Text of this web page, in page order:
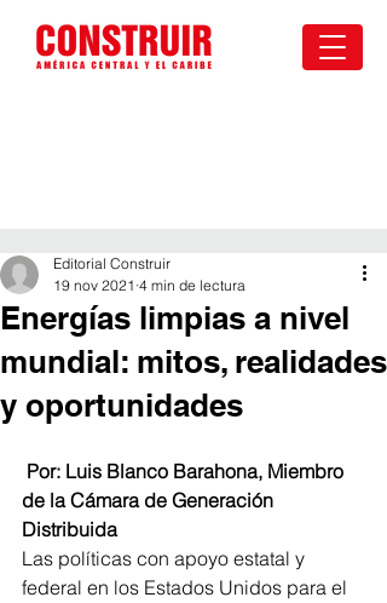
Energías limpias a nivel
mundial: mitos, realidades
y oportunidades
Editorial Construir
19 nov 2021 4 min de lectura
Por: Luis Blanco Barahona, Miembro
de la Cámara de Generación
Distribuida
Las políticas con apoyo estatal y
federal en los Estados Unidos para el